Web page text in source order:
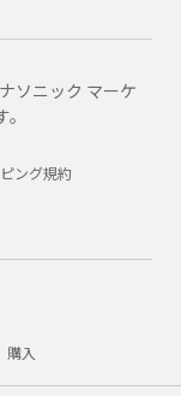
ソニック マーケ
ング規約
購入